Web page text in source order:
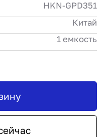
HKN-GPD351
Китай
1 емкость